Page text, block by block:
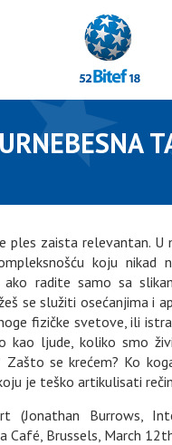
URNEBESNA
ples zaista relevantan. U
koju nikad
ako radite samo sa
se služiti osećanjima i
fizičke svetove, ili
kao ljude, koliko smo
se krećem? Ko
je teško artikulisati
(Jonathan Burrows,
Café, Brussels, March